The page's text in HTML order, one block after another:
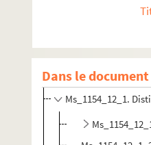
Dans le document
Ms_1154_9. Autres
Ms_1154_11. Vie
Ms_1154_12.
Ms_1154_12_1.